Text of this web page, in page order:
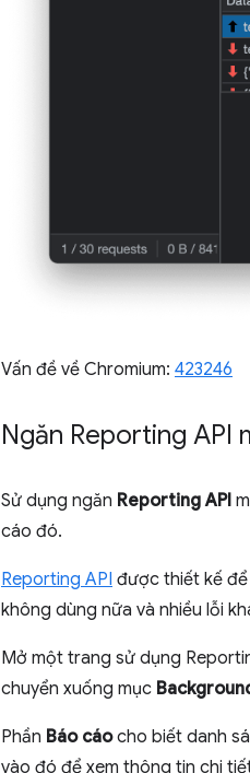
Vấn đề về Chromium: 423246
Ngăn Reporting API
Sử dụng ngăn Reporting API
cáo đó.
Reporting API được thiết kế
không dùng nữa và nhiều lỗi
Mở một trang sử dụng
chuyển xuống mục
Phần Báo cáocho biết danh
vào đó để xem thông tin chi